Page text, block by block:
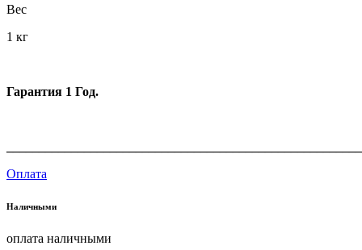
Вес
1 кг
Гарантия 1 Год.
Оплата
Наличными
оплата наличными